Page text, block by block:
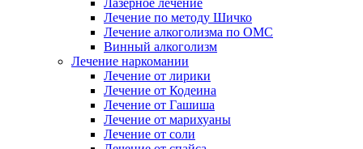
Лазерное лечение
Лечение по методу Шичко
Лечение алкоголизма по ОМС
Винный алкоголизм
Лечение наркомании
Лечение от лирики
Лечение от Кодеина
Лечение от Гашиша
Лечение от марихуаны
Лечение от соли